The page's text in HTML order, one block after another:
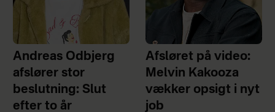
Andreas Odbjerg
afslører stor
beslutning: Slut
efter to år
Afsløret på video:
Melvin Kakooza
vækker opsigt i nyt
job